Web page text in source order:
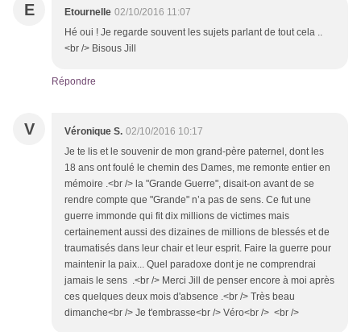
E Etournelle 02/10/2016 11:07
Hé oui ! Je regarde souvent les sujets parlant de tout cela ..
<br /> Bisous Jill
Répondre
V Véronique S. 02/10/2016 10:17
Je te lis et le souvenir de mon grand-père paternel, dont les
18 ans ont foulé le chemin des Dames, me remonte entier en
mémoire .<br /> la "Grande Guerre", disait-on avant de se
rendre compte que "Grande" n’a pas de sens. Ce fut une
guerre immonde qui fit dix millions de victimes mais
certainement aussi des dizaines de millions de blessés et de
traumatisés dans leur chair et leur esprit. Faire la guerre pour
maintenir la paix... Quel paradoxe dont je ne comprendrai
jamais le sens .<br /> Merci Jill de penser encore à moi après
ces quelques deux mois d'absence .<br /> Très beau
dimanche<br /> Je t'embrasse<br /> Véro<br /> <br />